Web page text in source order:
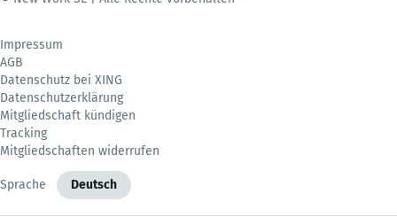
Impressum
AGB
Datenschutz bei XING
Datenschutzerklärung
Mitgliedschaft kündigen
Tracking
Mitgliedschaften widerrufen
Sprache Deutsch